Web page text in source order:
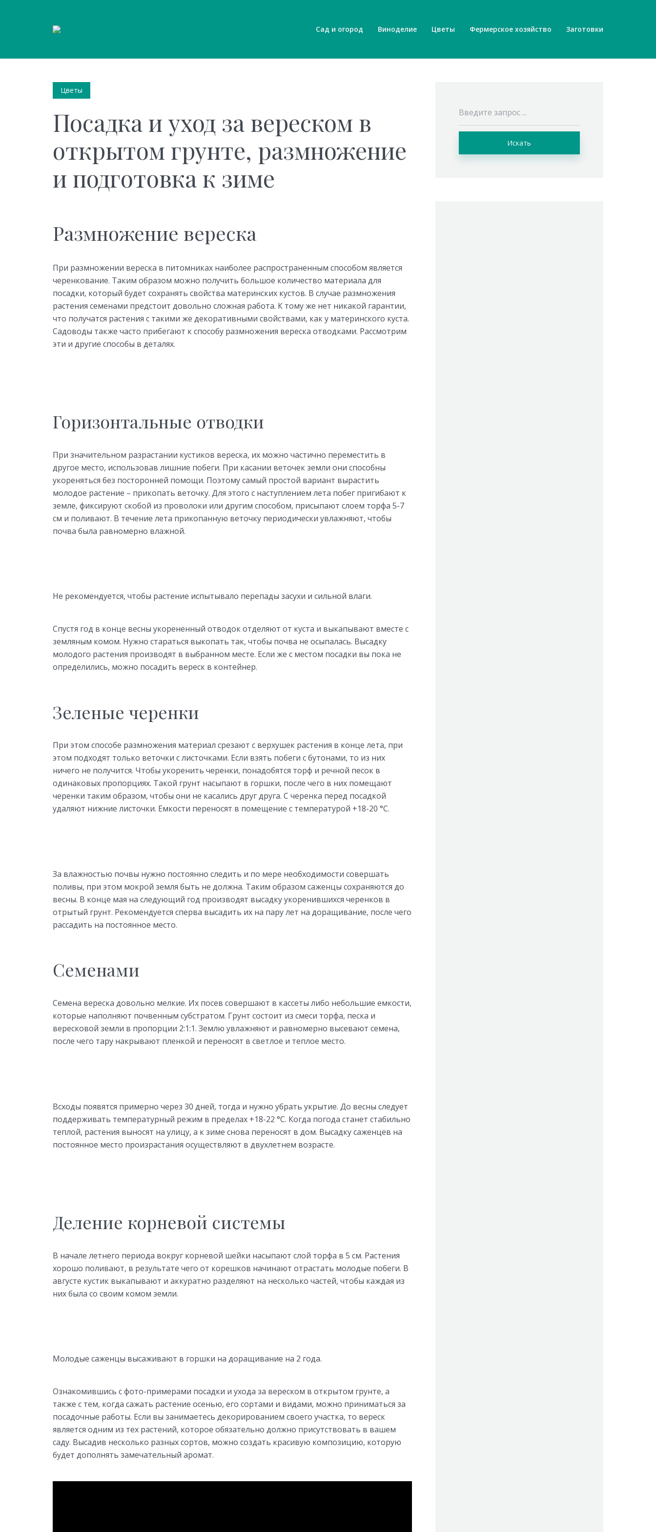
Сад и огород Виноделие Цветы Фермерское хозяйство Заготовки
Цветы
Посадка и уход за вереском в
открытом грунте, размножение
и подготовка к зиме
Размножение вереска
При размножении вереска в питомниках наиболее распространенным способом является
черенкование. Таким образом можно получить большое количество материала для
посадки, который будет сохранять свойства материнских кустов. В случае размножения
растения семенами предстоит довольно сложная работа. К тому же нет никакой гарантии,
что получатся растения с такими же декоративными свойствами, как у материнского куста.
Садоводы также часто прибегают к способу размножения вереска отводками. Рассмотрим
эти и другие способы в деталях.
Горизонтальные отводки
При значительном разрастании кустиков вереска, их можно частично переместить в
другое место, использовав лишние побеги. При касании веточек земли они способны
укореняться без посторонней помощи. Поэтому самый простой вариант вырастить
молодое растение – прикопать веточку. Для этого с наступлением лета побег пригибают к
земле, фиксируют скобой из проволоки или другим способом, присыпают слоем торфа 5-7
см и поливают. В течение лета прикопанную веточку периодически увлажняют, чтобы
почва была равномерно влажной.
Не рекомендуется, чтобы растение испытывало перепады засухи и сильной влаги.
Спустя год в конце весны укорененный отводок отделяют от куста и выкапывают вместе с
земляным комом. Нужно стараться выкопать так, чтобы почва не осыпалась. Высадку
молодого растения производят в выбранном месте. Если же с местом посадки вы пока не
определились, можно посадить вереск в контейнер.
Зеленые черенки
При этом способе размножения материал срезают с верхушек растения в конце лета, при
этом подходят только веточки с листочками. Если взять побеги с бутонами, то из них
ничего не получится. Чтобы укоренить черенки, понадобятся торф и речной песок в
одинаковых пропорциях. Такой грунт насыпают в горшки, после чего в них помещают
черенки таким образом, чтобы они не касались друг друга. С черенка перед посадкой
удаляют нижние листочки. Емкости переносят в помещение с температурой +18-20 °С.
За влажностью почвы нужно постоянно следить и по мере необходимости совершать
поливы, при этом мокрой земля быть не должна. Таким образом саженцы сохраняются до
весны. В конце мая на следующий год производят высадку укоренившихся черенков в
отрытый грунт. Рекомендуется сперва высадить их на пару лет на доращивание, после чего
рассадить на постоянное место.
Семенами
Семена вереска довольно мелкие. Их посев совершают в кассеты либо небольшие емкости,
которые наполняют почвенным субстратом. Грунт состоит из смеси торфа, песка и
вересковой земли в пропорции 2:1:1. Землю увлажняют и равномерно высевают семена,
после чего тару накрывают пленкой и переносят в светлое и теплое место.
Всходы появятся примерно через 30 дней, тогда и нужно убрать укрытие. До весны следует
поддерживать температурный режим в пределах +18-22 °С. Когда погода станет стабильно
теплой, растения выносят на улицу, а к зиме снова переносят в дом. Высадку саженцев на
постоянное место произрастания осуществляют в двухлетнем возрасте.
Деление корневой системы
В начале летнего периода вокруг корневой шейки насыпают слой торфа в 5 см. Растения
хорошо поливают, в результате чего от корешков начинают отрастать молодые побеги. В
августе кустик выкапывают и аккуратно разделяют на несколько частей, чтобы каждая из
них была со своим комом земли.
Молодые саженцы высаживают в горшки на доращивание на 2 года.
Ознакомившись с фото-примерами посадки и ухода за вереском в открытом грунте, а
также с тем, когда сажать растение осенью, его сортами и видами, можно приниматься за
посадочные работы. Если вы занимаетесь декорированием своего участка, то вереск
является одним из тех растений, которое обязательно должно присутствовать в вашем
саду. Высадив несколько разных сортов, можно создать красивую композицию, которую
будет дополнять замечательный аромат.
Искать